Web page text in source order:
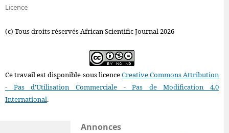
Licence
(c) Tous droits réservés African Scientific Journal 2026
Ce travail est disponible sous licenceCreative Commons Attribution
- Pas d'Utilisation Commerciale - Pas de Modification 4.0
International.
Annonces